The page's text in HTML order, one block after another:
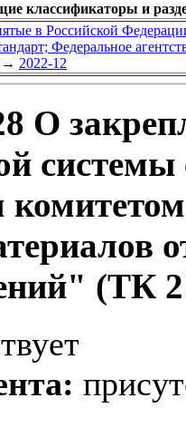
классификаторы и
в Российской
Федеральное
→ 2022-12
О
системы
(ТК